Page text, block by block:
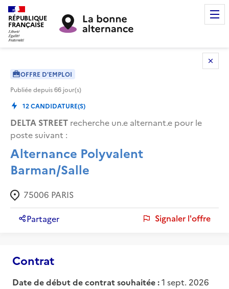
RÉPUBLIQUE
FRANÇAISE
OFFRE D'EMPLOI
Publiée depuis66 jour(s)
12CANDIDATURE(S)
DELTA STREET recherche un.e alternant.e pour le
poste suivant :
Alternance Polyvalent
Barman/Salle
75006 PARIS
Partager Signaler l'offre
Contrat
Date de début de contrat souhaitée :1 sept. 2026